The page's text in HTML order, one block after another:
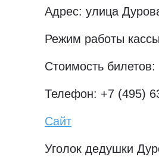
Адрес: улица
Режим работы
Стоимость
Телефон: +7 (495)
Сайт
Уголок дедушки